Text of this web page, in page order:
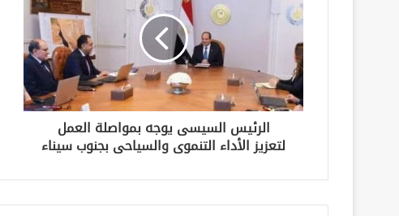
إ
ل
ك
ت
ر
و
ن
الرئيس السيسى يوجه بمواصلة العمل
لتعزيز الأداء التنموى والسياحى بجنوب سيناء